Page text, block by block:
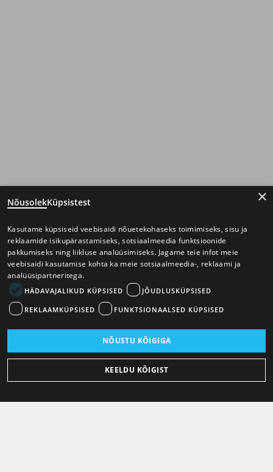
×
NõusolekKüpsistest
Kasutame küpsiseid veebisaidi nõuetekohaseks toimimiseks, sisu ja
reklaamide isikupärastamiseks, sotsiaalmeedia funktsioonide
pakkumiseks ning liikluse analüüsimiseks. Jagame teie infot meie
veebisaidi kasutamise kohta ka meie sotsiaalmeedia-, reklaami ja
analüüsipartneritega.
HÄDAVAJALIKUD KÜPSISED JÕUDLUSKÜPSISED
REKLAAMKÜPSISED FUNKTSIONAALSED KÜPSISED
NÕUSTU KÕIGIGA
KEELDU KÕIGIST